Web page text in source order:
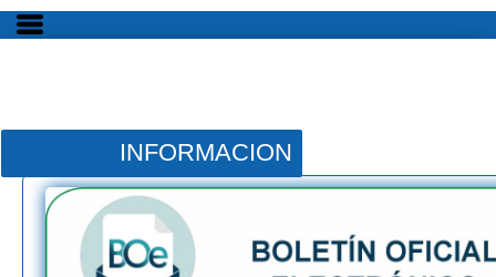
INFORMACION